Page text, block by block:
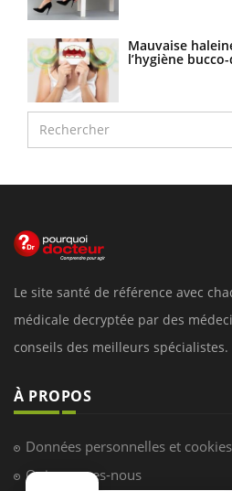
Mauvaise
l’hygiène
Le site santé de référence avec
médicale decryptée par des
conseils des meilleurs spécialistes.
À PROPOS
Données personnelles et cookies
Qui sommes-nous